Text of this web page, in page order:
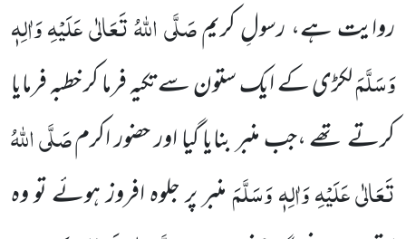
روایت ہے، رسولِ کریمصَلَّی اللّٰہُ تَعَالٰی عَلَیْہِ وَاٰلِہٖ
وَسَلَّمَلکڑی کےایک ستون سے تکیہ فرما کر خطبہ فرمایا
کرتے تھے ،جب منبر بنایا گیا اور حضور اکرمصَلَّی اللّٰہُ
تَعَالٰی عَلَیْہِ وَاٰلِہٖ وَسَلَّمَمنبر پر جلوہ افروزہوئے تو وہ